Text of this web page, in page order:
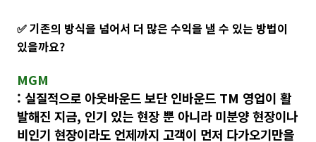
✅ 기존의 방식을 넘어서 더 많은 수익을 낼 수 있는 방법이
있을까요?
MGM
: 실질적으로 아웃바운드 보단 인바운드 TM 영업이 활
발해진 지금, 인기 있는 현장 뿐 아니라 미분양 현장이나
비인기 현장이라도 언제까지 고객이 먼저 다가오기만을